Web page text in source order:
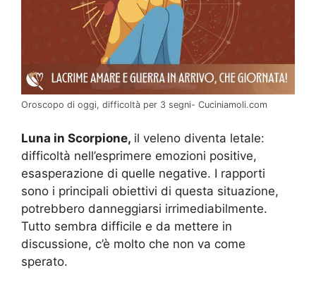
Oroscopo di oggi, difficoltà per 3 segni- Cuciniamoli.com
Luna in Scorpione, il veleno diventa letale:
difficoltà nell’esprimere emozioni positive,
esasperazione di quelle negative. I rapporti
sono i principali obiettivi di questa situazione,
potrebbero danneggiarsi irrimediabilmente.
Tutto sembra difficile e da mettere in
discussione, c’è molto che non va come
sperato.